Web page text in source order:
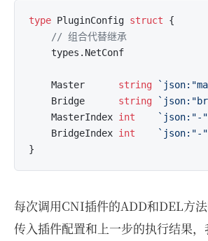
type PluginConfig struct {
// 组合代替继承
	Master
string
	Bridge
string
	MasterIndex
int
`json:"-
	BridgeIndex
int
`json:"-
每次调用CNI插件的ADD和DEL方
传入插件配置和上一步的执行结果